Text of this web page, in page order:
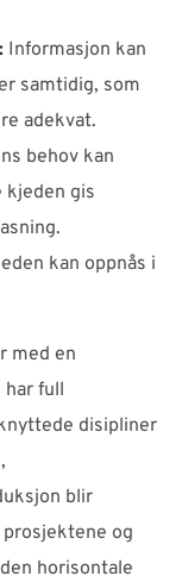
Informasjon kan
samtidig, som
adekvat.
behov kan
kjeden gis
kan oppnås i
med en
full
disipliner
blir
og
horisontale